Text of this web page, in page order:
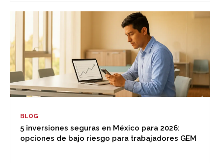
BLOG
5 inversiones seguras en México para 2026:
opciones de bajo riesgo para trabajadores GEM